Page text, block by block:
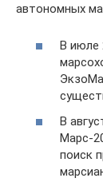
автономных
В июле
В
Марс-
поиск